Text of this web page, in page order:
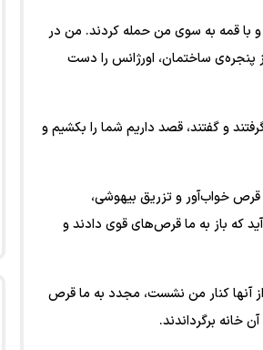
شدند و با قمه به سوی من حمله کردند. من در
پنجره‌ی ساختمان، اورژانس را دست
و گفتند، قصد داریم شما را بکشیم و
قرص خواب‌آور و تزریق بیهوشی،
که باز به ما قرص‌های قوی دادند و
آنها کنار من نشست، مجدد به ما قرص
خانه برگرداندند.